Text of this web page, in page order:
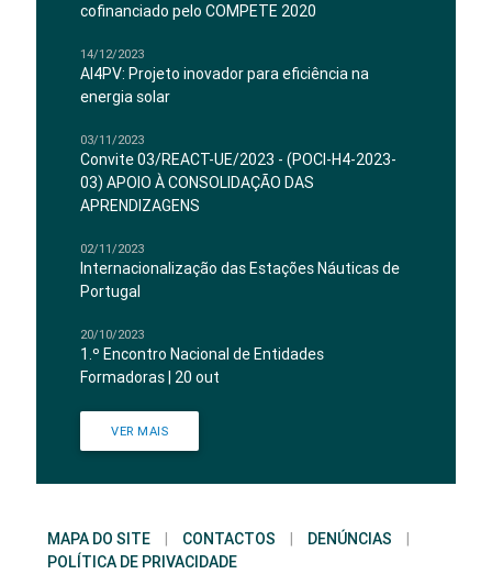
cofinanciado pelo COMPETE 2020
14/12/2023
AI4PV: Projeto inovador para eficiência na
energia solar
03/11/2023
Convite 03/REACT-UE/2023 - (POCI-H4-2023-
03) APOIO À CONSOLIDAÇÃO DAS
APRENDIZAGENS
02/11/2023
Internacionalização das Estações Náuticas de
Portugal
20/10/2023
1.º Encontro Nacional de Entidades
Formadoras | 20 out
VER MAIS
MAPA DO SITE | CONTACTOS | DENÚNCIAS
|
POLÍTICA DE PRIVACIDADE